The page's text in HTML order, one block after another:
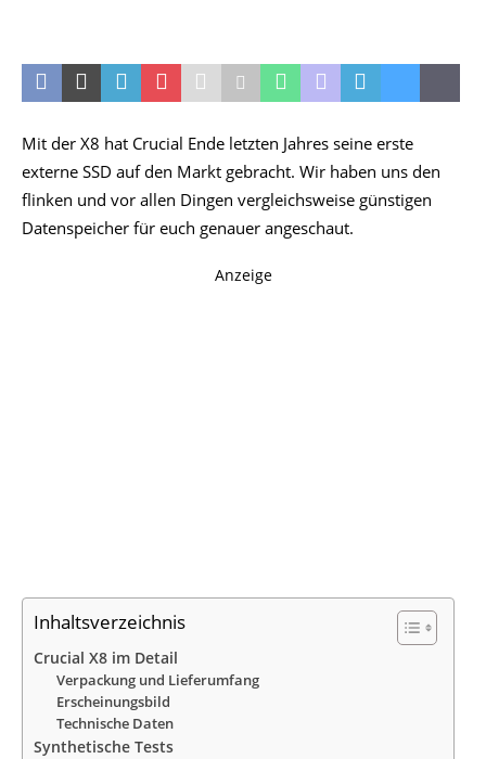
Mit der X8 hat Crucial Ende letzten Jahres seine erste
externe SSD auf den Markt gebracht. Wir haben uns den
flinken und vor allen Dingen vergleichsweise günstigen
Datenspeicher für euch genauer angeschaut.
Anzeige
Inhaltsverzeichnis
Crucial X8 im Detail
Verpackung und Lieferumfang
Erscheinungsbild
Technische Daten
Synthetische Tests